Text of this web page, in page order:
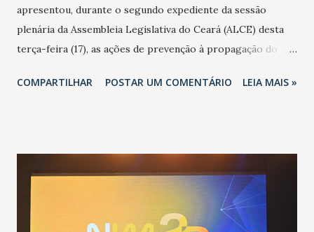
apresentou, durante o segundo expediente da sessão
plenária da Assembleia Legislativa do Ceará (ALCE) desta
terça-feira (17), as ações de prevenção à propagação do
adotadas pelo Governo do Estado na contenção da
população suspeita e de cuidados com os ambientes
públicos e domiciliares. “Nós não estamos vivendo uma
epidemia comum, como temos em todos os anos, com
aumento de casos de dengue, influenza ou H1N1. Trata-se
COMPARTILHAR POSTAR UM COMENTÁRIO LEIA MAIS »